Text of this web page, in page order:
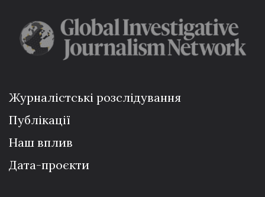
Журналістські розслідування
Публікації
Наш вплив
Дата-проєкти